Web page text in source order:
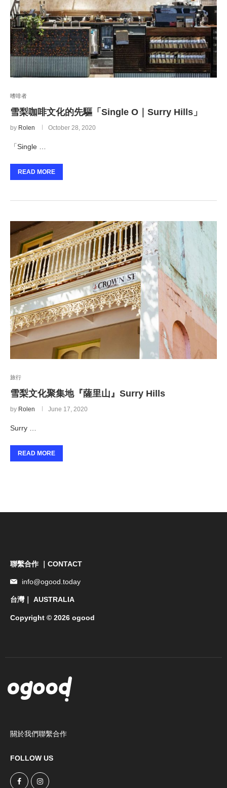
嗜啡者
雪梨咖啡文化的先驅「Single O｜Surry Hills」
by Rolen October 28, 2020
「Single …
READ MORE
旅行
雪梨文化聚集地『薩里山』Surry Hills
by Rolen June 17, 2020
Surry …
READ MORE
聯繫合作 ｜CONTACT
info@ogood.today
台灣｜ AUSTRALIA
Copyright © 2026 ogood
關於我們聯繫合作
FOLLOW US